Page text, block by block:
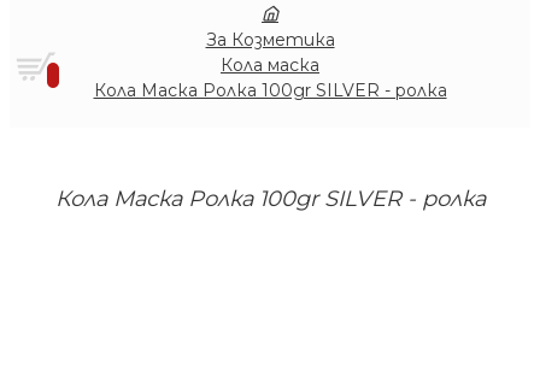
0 продукта - € 0.00 (0.00 лв.)
0
За Козметика
Кола маска
Кола Маска Ролка 100gr SILVER - ролка
Кола Маска Ролка 100gr SILVER - ролка